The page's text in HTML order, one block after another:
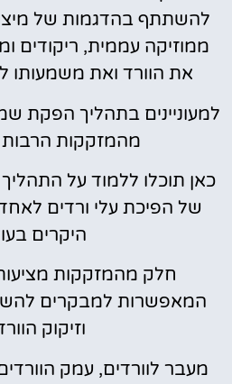
להשתתף בהדגמות של
ממוזיקה עממית, ריקודים
את הוורד ואת משמעותו
למעוניינים בתהליך הפקת
מהמזקקות
כאן תוכלו ללמוד על
של הפיכת עלי ורדים
היקרים
חלק מהמזקקות
המאפשרות למבקרים
וזיקוק
מעבר לוורדים, עמק